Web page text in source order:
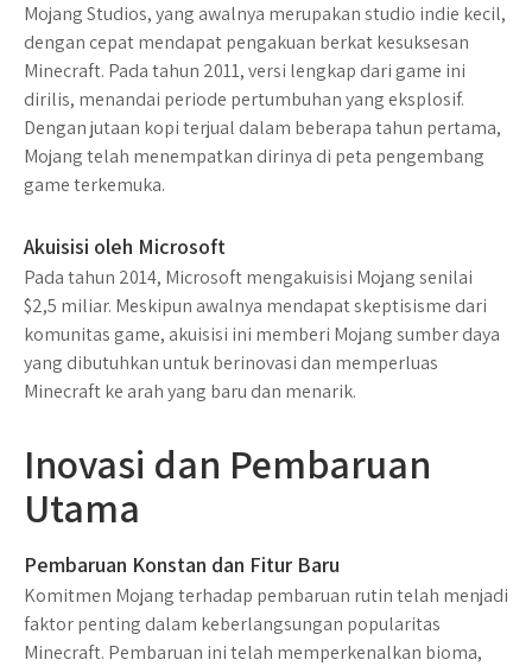
Mojang Studios, yang awalnya merupakan studio indie kecil,
dengan cepat mendapat pengakuan berkat kesuksesan
Minecraft. Pada tahun 2011, versi lengkap dari game ini
dirilis, menandai periode pertumbuhan yang eksplosif.
Dengan jutaan kopi terjual dalam beberapa tahun pertama,
Mojang telah menempatkan dirinya di peta pengembang
game terkemuka.
Akuisisi oleh Microsoft
Pada tahun 2014, Microsoft mengakuisisi Mojang senilai
$2,5 miliar. Meskipun awalnya mendapat skeptisisme dari
komunitas game, akuisisi ini memberi Mojang sumber daya
yang dibutuhkan untuk berinovasi dan memperluas
Minecraft ke arah yang baru dan menarik.
Inovasi dan Pembaruan
Utama
Pembaruan Konstan dan Fitur Baru
Komitmen Mojang terhadap pembaruan rutin telah menjadi
faktor penting dalam keberlangsungan popularitas
Minecraft. Pembaruan ini telah memperkenalkan bioma,